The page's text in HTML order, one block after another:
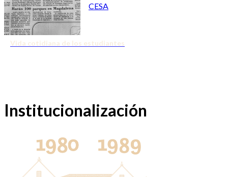
CESA
Vida cotidiana de los estudiantes
Institucionalización